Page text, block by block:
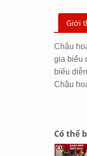
Giới
Chậu
gia biểu
biểu
Chậu
Có thể